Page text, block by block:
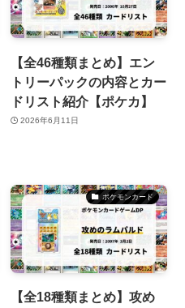
【全46種類まとめ】エン
トリーパックの内容とカー
ドリスト紹介【ポケカ】
2026年6月11日
ポケモンカード
【全18種類まとめ】攻め